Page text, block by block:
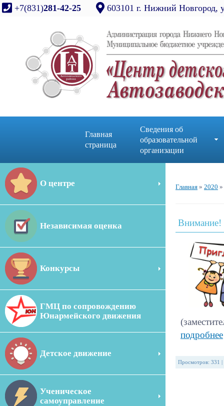
+7(831)281-42-25 603101 г. Нижний Новгород,
Главная
страница
Сведения об
образовательной
организации
О центре
Независимая оценка
Конкурсы
ГМЦ по сопровождению
Юнармейского движения
Детское движение
Ученическое
самоуправление
Главная » 2020 »
подробнее
Просмотров: 331